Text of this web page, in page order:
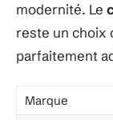
modernité. Le
reste un choix
parfaitement
Marque